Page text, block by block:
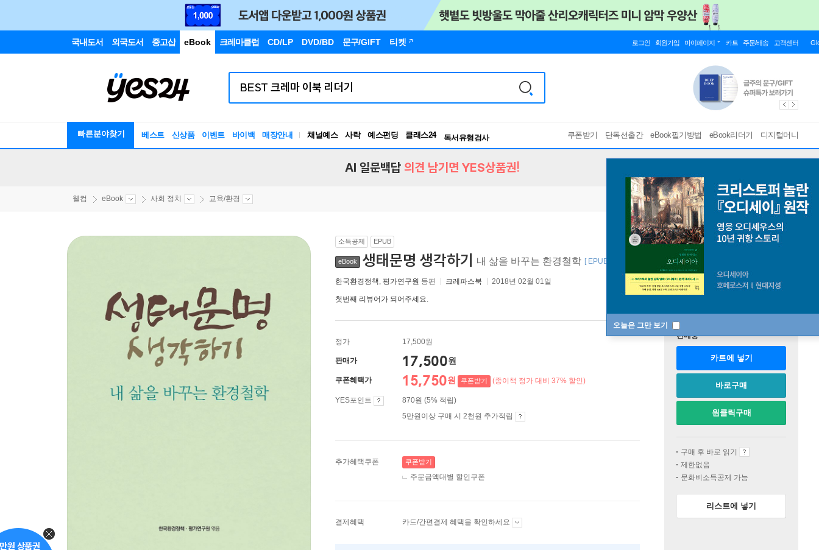
국내도서 외국도서 중고샵 eBook 크레마클럽 CD/LP DVD/BD 문구/GIFT 티켓 로그인 회원가입 마이페이지 카트 주문/배송 고객센터
빠른분야찾기 베스트 신상품 이벤트 바이백 매장안내 채널예스 사락 예스펀딩 클래스24
독서유형검사
쿠폰받기 단독선출간 eBook필기방법 eBook리더기 디지털머니
오늘은 그만 보기
AI 일문백답 의견 남기면 YES상품권!
웰컴 eBook 사회 정치 교육/환경
소득공제 EPUB
eBook 생태문명 생각하기 내 삶을 바꾸는 환경철학 [ EPUB ]
한국환경정책, 평가연구원 등편 크레파스북 2018년 02월 01일
첫번째 리뷰어가 되어주세요.
정가 17,500원
판매가 17,500원
쿠폰혜택가 15,750원 쿠폰받기 (종이책 정가 대비 37% 할인)
YES포인트
870원 (5% 적립)
5만원이상 구매 시 2천원 추가적립
추가혜택쿠폰 쿠폰받기
주문금액대별 할인쿠폰
결제혜택 카드/간편결제 혜택을 확인하세요
판매중
카트에 넣기
바로구매
원클릭구매
구매 후 바로 읽기
제한없음
문화비소득공제 가능
리스트에 넣기